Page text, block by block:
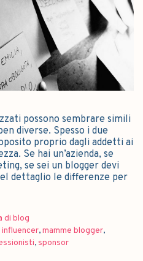
possono sembrare simili
diverse. Spesso i due
proprio dagli addetti ai
Se hai un’azienda, se
se sei un blogger devi
dettaglio le differenze per
di blog
influencer,mamme blogger,
, sponsor